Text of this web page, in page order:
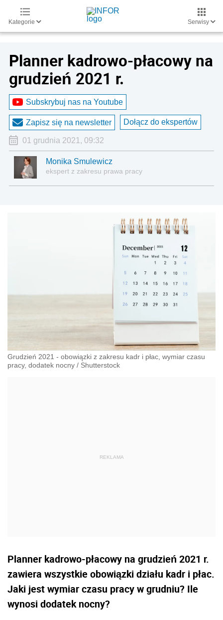
Kategorie Serwisy
Planner kadrowo-płacowy na
grudzień 2021 r.
Subskrybuj nas na Youtube
Zapisz się na newsletter Dołącz do ekspertów
01 grudnia 2021, 09:32
Monika Smulewicz
ekspert z zakresu prawa pracy
Grudzień 2021 - obowiązki z zakresu kadr i płac, wymiar czasu
pracy, dodatek nocny / Shutterstock
Planner kadrowo-płacowy na grudzień 2021 r.
zawiera wszystkie obowiązki działu kadr i płac.
Jaki jest wymiar czasu pracy w grudniu? Ile
wynosi dodatek nocny?